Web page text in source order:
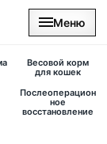
Меню
Весовой корм
для кошек
Послеоперацион
ное
восстановление